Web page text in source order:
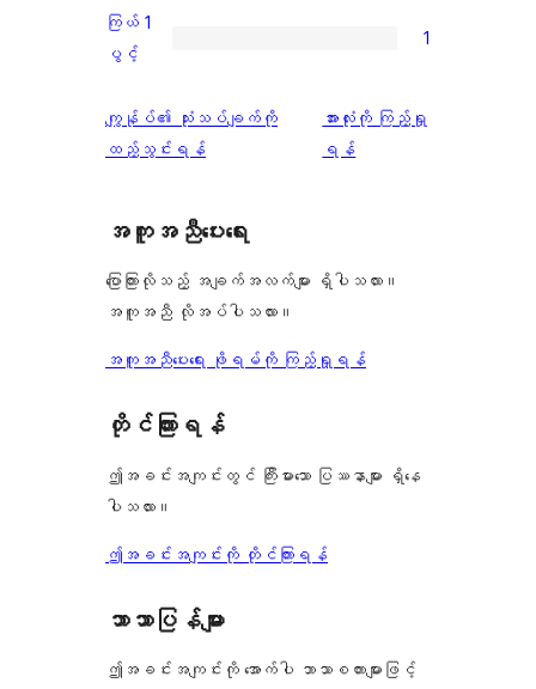
0
စောင်
အဆင့်
သုံးသပ်
2
ပွင့်
သုံးသပ်
ချက်
ကြယ်
ပွင့်
အဆင့်
စောင်
ကြယ် 1
ပွင့်
1
ကျွန်ုပ်၏ သုံးသပ်ချက်ကို
ထည့်သွင်းရန်
သုံးသပ်
ချက်
အားလုံးကို ကြည့်ရှု
ရန်
အကူအညီပေးရေး
ပြောကြားလိုသည့် အချက်အလက်များ ရှိပါသလား။
အကူအညီ လိုအပ်ပါသလား။
အကူအညီပေးရေး ဖိုရမ်ကို ကြည့်ရှုရန်
တိုင်ကြားရန်
ဤအခင်းအကျင်းတွင် ကြီးမားသော ပြဿနာများ ရှိနေ
ပါသလား။
ဤအခင်းအကျင်းကို တိုင်ကြားရန်
ဘာသာပြန်များ
ဤအခင်းအကျင်းကို အောက်ပါ ဘာသာစကားများဖြင့်